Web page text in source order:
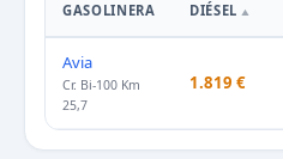
GASOLINERA DIÉSEL
Avia
Cr. Bi-100 Km
25,7
1.819 €